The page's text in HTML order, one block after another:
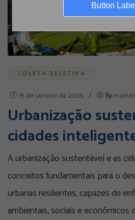
Button Label
COLETA SELETIVA
15 de janeiro de 2025 / By
Urbanização
cidades
A urbanização sustentável e as
conceitos fundamentais para o
urbanas resilientes, capazes de
ambientais, sociais e econômicos